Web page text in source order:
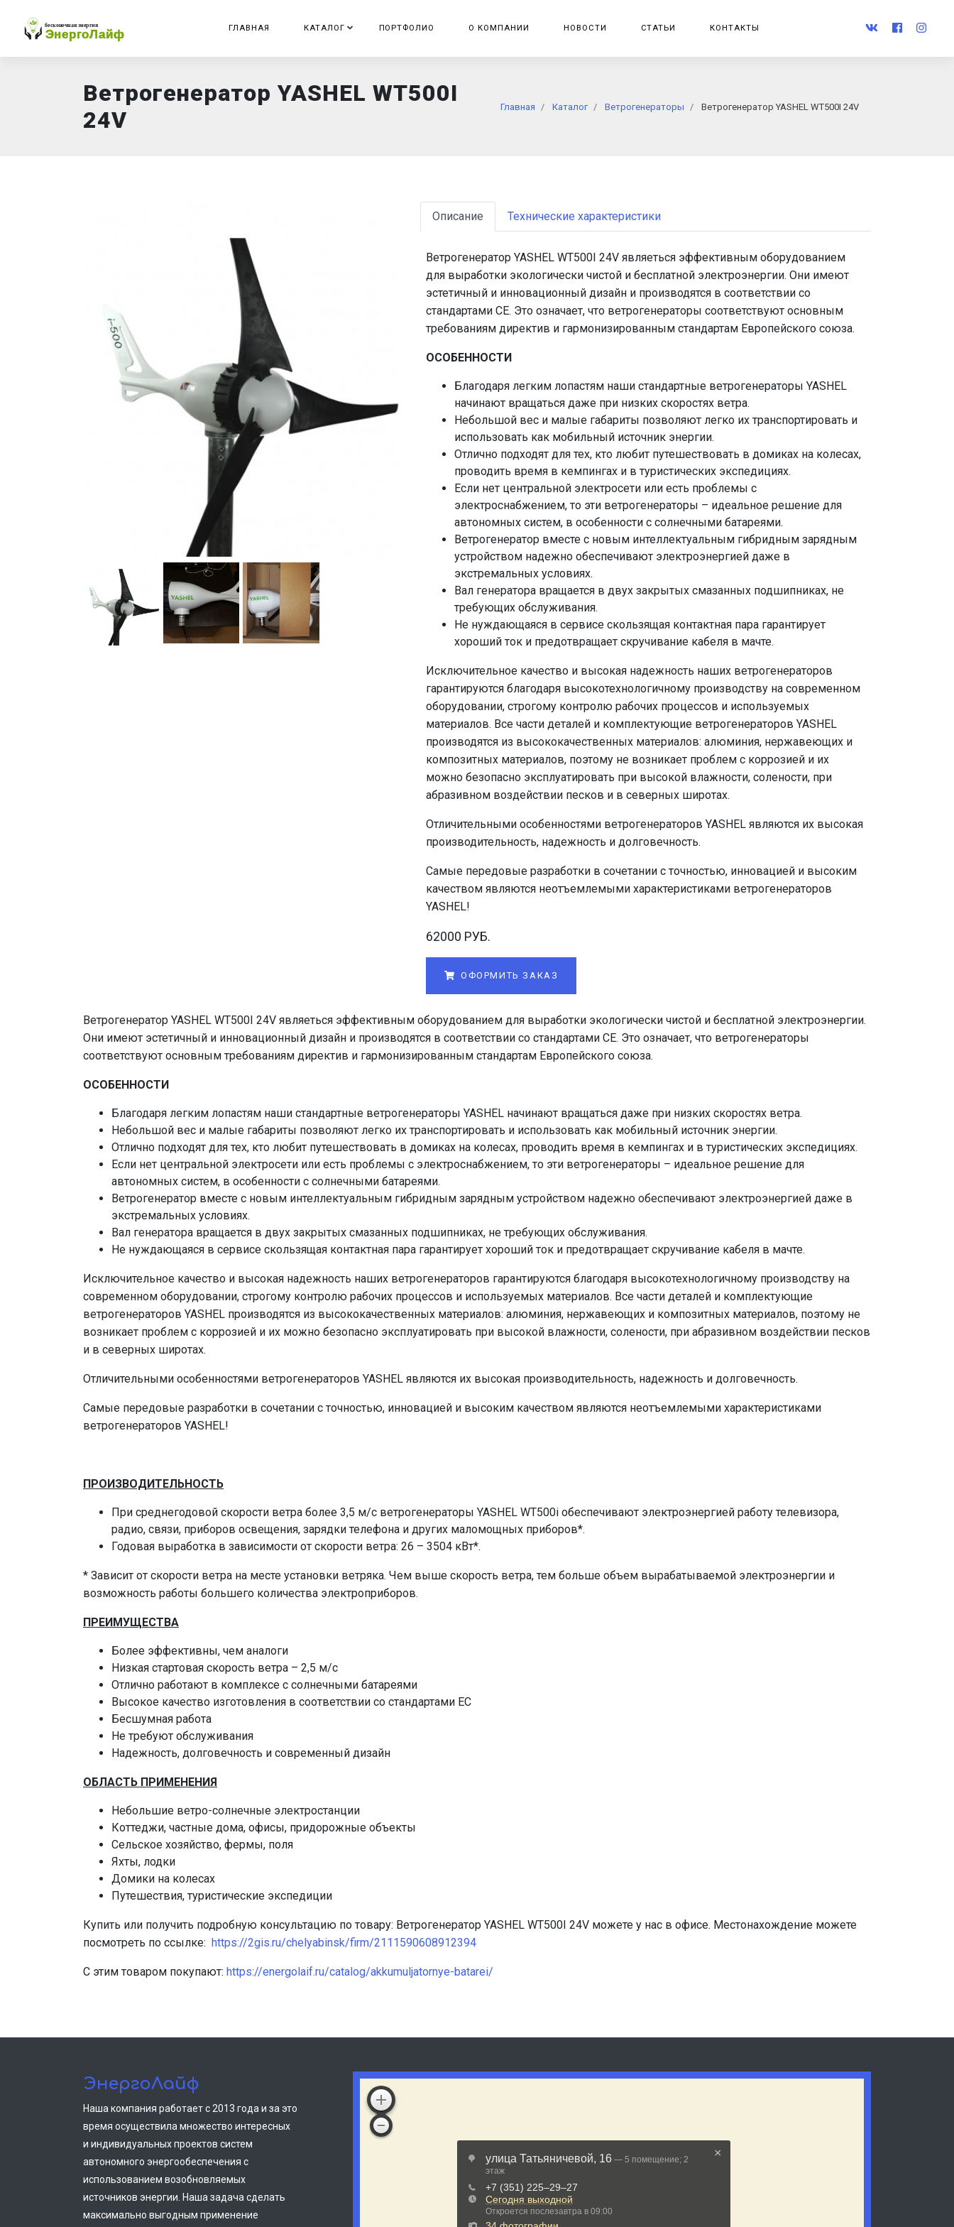
ГЛАВНАЯ КАТАЛОГ ПОРТФОЛИО О КОМПАНИИ НОВОСТИ СТАТЬИ КОНТАКТЫ
Ветрогенератор YASHEL WT500I
24V
Главная Каталог Ветрогенераторы Ветрогенератор YASHEL WT500I 24V
Описание Технические характеристики
Ветрогенератор YASHEL WT500I 24V являеться эффективным оборудованием
для выработки экологически чистой и бесплатной электроэнергии. Они имеют
эстетичный и инновационный дизайн и производятся в соответствии со
стандартами CE. Это означает, что ветрогенераторы соответствуют основным
требованиям директив и гармонизированным стандартам Европейского союза.
ОСОБЕННОСТИ
Благодаря легким лопастям наши стандартные ветрогенераторы YASHEL
начинают вращаться даже при низких скоростях ветра.
Небольшой вес и малые габариты позволяют легко их транспортировать и
использовать как мобильный источник энергии.
Отлично подходят для тех, кто любит путешествовать в домиках на колесах,
проводить время в кемпингах и в туристических экспедициях.
Если нет центральной электросети или есть проблемы с
электроснабжением, то эти ветрогенераторы – идеальное решение для
автономных систем, в особенности с солнечными батареями.
Ветрогенератор вместе с новым интеллектуальным гибридным зарядным
устройством надежно обеспечивают электроэнергией даже в
экстремальных условиях.
Вал генератора вращается в двух закрытых смазанных подшипниках, не
требующих обслуживания.
Не нуждающаяся в сервисе скользящая контактная пара гарантирует
хороший ток и предотвращает скручивание кабеля в мачте.
Исключительное качество и высокая надежность наших ветрогенераторов
гарантируются благодаря высокотехнологичному производству на современном
оборудовании, строгому контролю рабочих процессов и используемых
материалов. Все части деталей и комплектующие ветрогенераторов YASHEL
производятся из высококачественных материалов: алюминия, нержавеющих и
композитных материалов, поэтому не возникает проблем с коррозией и их
можно безопасно эксплуатировать при высокой влажности, солености, при
абразивном воздействии песков и в северных широтах.
Отличительными особенностями ветрогенераторов YASHEL являются их высокая
производительность, надежность и долговечность.
Самые передовые разработки в сочетании с точностью, инновацией и высоким
качеством являются неотъемлемыми характеристиками ветрогенераторов
YASHEL!
62000 РУБ.
ОФОРМИТЬ ЗАКАЗ
Ветрогенератор YASHEL WT500I 24V являеться эффективным оборудованием для выработки экологически чистой и бесплатной электроэнергии.
Они имеют эстетичный и инновационный дизайн и производятся в соответствии со стандартами CE. Это означает, что ветрогенераторы
соответствуют основным требованиям директив и гармонизированным стандартам Европейского союза.
ОСОБЕННОСТИ
Благодаря легким лопастям наши стандартные ветрогенераторы YASHEL начинают вращаться даже при низких скоростях ветра.
Небольшой вес и малые габариты позволяют легко их транспортировать и использовать как мобильный источник энергии.
Отлично подходят для тех, кто любит путешествовать в домиках на колесах, проводить время в кемпингах и в туристических экспедициях.
Если нет центральной электросети или есть проблемы с электроснабжением, то эти ветрогенераторы – идеальное решение для
автономных систем, в особенности с солнечными батареями.
Ветрогенератор вместе с новым интеллектуальным гибридным зарядным устройством надежно обеспечивают электроэнергией даже в
экстремальных условиях.
Вал генератора вращается в двух закрытых смазанных подшипниках, не требующих обслуживания.
Не нуждающаяся в сервисе скользящая контактная пара гарантирует хороший ток и предотвращает скручивание кабеля в мачте.
Исключительное качество и высокая надежность наших ветрогенераторов гарантируются благодаря высокотехнологичному производству на
современном оборудовании, строгому контролю рабочих процессов и используемых материалов. Все части деталей и комплектующие
ветрогенераторов YASHEL производятся из высококачественных материалов: алюминия, нержавеющих и композитных материалов, поэтому не
возникает проблем с коррозией и их можно безопасно эксплуатировать при высокой влажности, солености, при абразивном воздействии песков
и в северных широтах.
Отличительными особенностями ветрогенераторов YASHEL являются их высокая производительность, надежность и долговечность.
Самые передовые разработки в сочетании с точностью, инновацией и высоким качеством являются неотъемлемыми характеристиками
ветрогенераторов YASHEL!
ПРОИЗВОДИТЕЛЬНОСТЬ
При среднегодовой скорости ветра более 3,5 м/с ветрогенераторы YASHEL WT500i обеспечивают электроэнергией работу телевизора,
радио, связи, приборов освещения, зарядки телефона и других маломощных приборов*.
Годовая выработка в зависимости от скорости ветра: 26 – 3504 кВт*.
* Зависит от скорости ветра на месте установки ветряка. Чем выше скорость ветра, тем больше объем вырабатываемой электроэнергии и
возможность работы большего количества электроприборов.
ПРЕИМУЩЕСТВА
Более эффективны, чем аналоги
Низкая стартовая скорость ветра – 2,5 м/с
Отлично работают в комплексе с солнечными батареями
Высокое качество изготовления в соответствии со стандартами ЕС
Бесшумная работа
Не требуют обслуживания
Надежность, долговечность и современный дизайн
ОБЛАСТЬ ПРИМЕНЕНИЯ
Небольшие ветро-солнечные электростанции
Коттеджи, частные дома, офисы, придорожные объекты
Сельское хозяйство, фермы, поля
Яхты, лодки
Домики на колесах
Путешествия, туристические экспедиции
Купить или получить подробную консультацию по товару: Ветрогенератор YASHEL WT500I 24V можете у нас в офисе. Местонахождение можете
посмотреть по ссылке: https://2gis.ru/chelyabinsk/firm/2111590608912394
С этим товаром покупают: https://energolaif.ru/catalog/akkumuljatornye-batarei/
ЭнергоЛайф
Наша компания работает с 2013 года и за это
время осуществила множество интересных
и индивидуальных проектов систем
автономного энергообеспечения с
использованием возобновляемых
источников энергии. Наша задача сделать
максимально выгодным применение